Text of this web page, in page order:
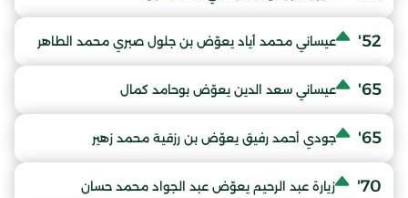
52' عيساني محمد أياد يعوّض بن جلول صبري محمد الطاهر
65' عيساني سعد الدين يعوّض بوحامد كمال
65' جودي أحمد رفيق يعوّض بن رزقية محمد زهير
70' زيارة عبد الرحيم يعوّض عبد الجواد محمد حسان